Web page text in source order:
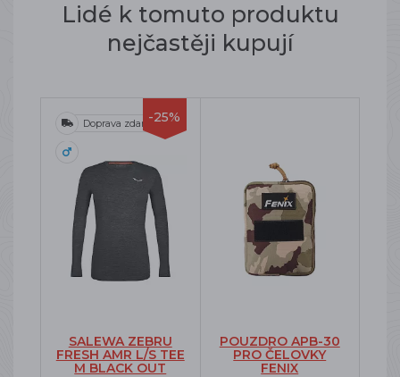
Lidé k tomuto produktu
nejčastěji kupují
-25%
Doprava zdarma
SALEWA ZEBRU
FRESH AMR L/S TEE
M BLACK OUT
POUZDRO APB-30
PRO ČELOVKY
FENIX